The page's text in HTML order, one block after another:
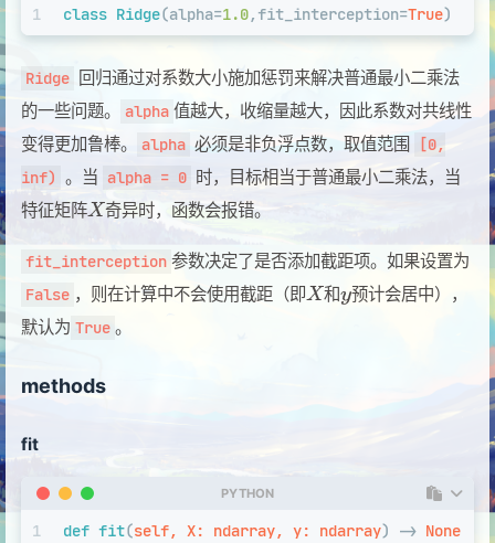
1 class Ridge(alpha=1.0,fit_interception=True)
Ridge
回归通过对系数大小施加惩罚来解决普通最小二乘法
的一些问题。
alpha 值越大，收缩量越大，因此系数对共线性
变得更加鲁棒。
alpha 必须是非负浮点数，取值范围
[0,
inf) 。当 alpha = 0 时，目标相当于普通最小二乘法，当
特征矩阵
奇异时，函数会报错。
fit_interception 参数决定了是否添加截距项。如果设置为
False ，则在计算中不会使用截距（即 和 预计会居中），
默认为 True 。
methods
fit
PYTHON
1 def fit(self, X: ndarray, y: ndarray) -> None